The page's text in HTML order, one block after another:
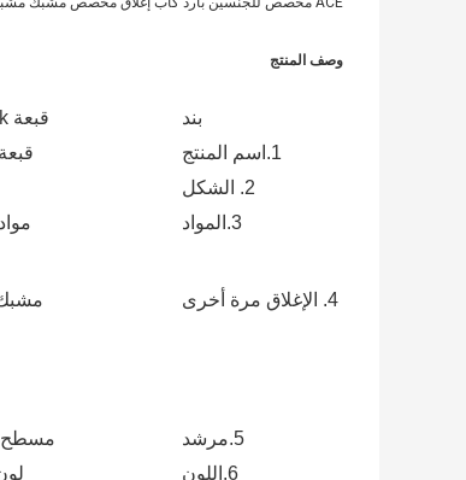
وصف المنتج
بند قبعة snapback
1.اسم المنتج
2. الشكل
3.المواد
4. الإغلاق مرة أخرى
5.مرشد مسطح
6.اللون